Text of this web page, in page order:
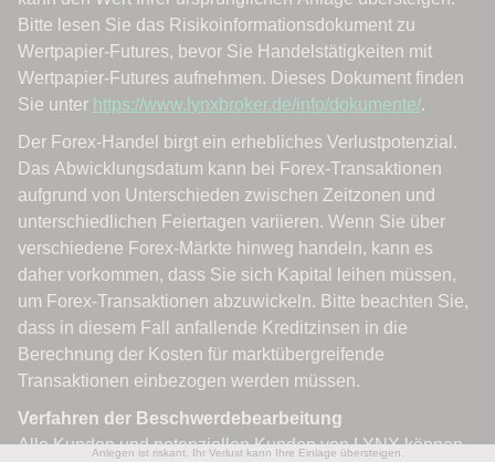
Anlegen ist riskant. Ihr Verlust kann Ihre Einlage übersteigen.